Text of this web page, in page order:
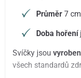
Průměr 7 cm
Doba hoření
Svíčky jsou
všech standardů